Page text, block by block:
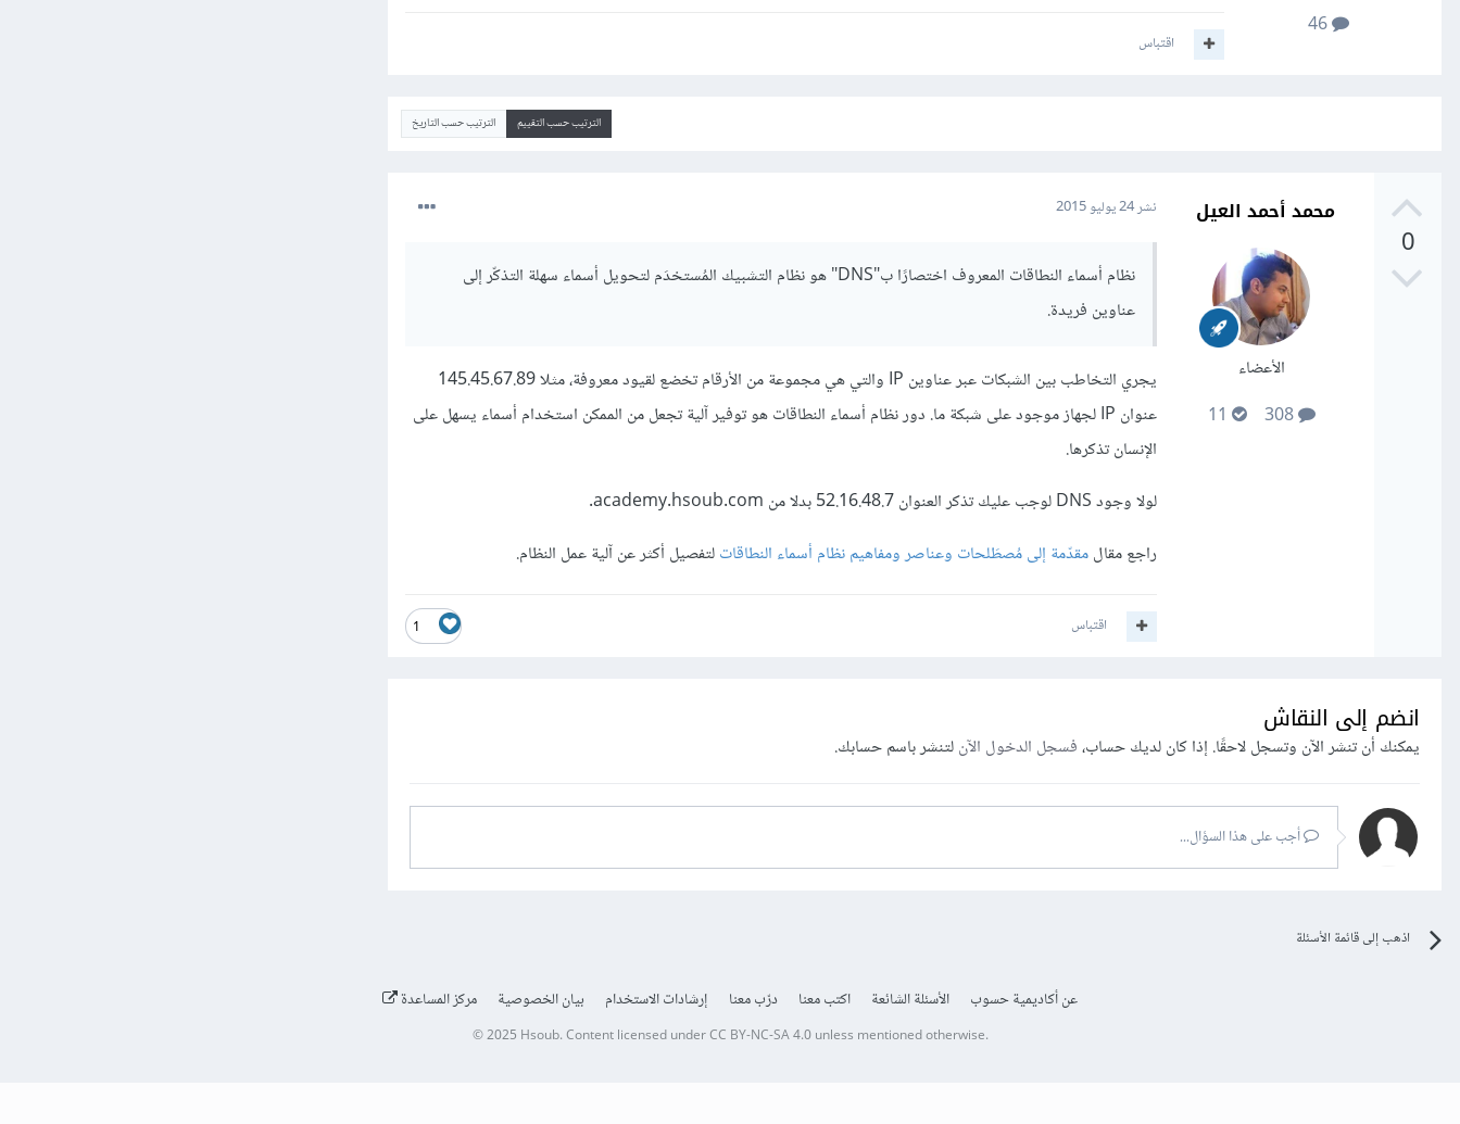
اقتباس
الترتيب حسب التقييم الترتيب حسب التاريخ
0
محمد أحمد العيل
الأعضاء
308
نشر24 يوليو 2015
نظام أسماء النطاقات المعروف اختصارًا ب"DNS" هو نظام التشبيك المُستخدَم لتحويل أسماء سهلة التذكّر إلى
عناوين فريدة.
يجري التخاطب بين الشبكات عبر عناوين IP والتي هي مجموعة من الأرقام تخضع لقيود معروفة، مثلا 145.45.67.89
عنوان IP لجهاز موجود على شبكة ما. دور نظام أسماء النطاقات هو توفير آلية تجعل من الممكن استخدام أسماء يسهل على
الإنسان تذكرها.
لولا وجود DNS لوجب عليك تذكر العنوان 52.16.48.7 بدلا من academy.hsoub.com.
راجع مقالمقدّمة إلى مُصطَلحات وعناصر ومفاهيم نظام أسماء النطاقاتلتفصيل أكثر عن آلية عمل النظام.
1 اقتباس
انضم إلى النقاش
يمكنك أن تنشر الآن وتسجل لاحقًا. إذا كان لديك حساب،فسجل الدخول الآنلتنشر باسم حسابك.
أجب على هذا السؤال...
اذهب إلى قائمة الأسئلة
عن أكاديمية حسوب الأسئلة الشائعة اكتب معنا درّب معنا إرشادات الاستخدام بيان الخصوصية مركز المساعدة
© 2025 Hsoub.Content licensed underCC BY-NC-SA 4.0unless mentioned otherwise.